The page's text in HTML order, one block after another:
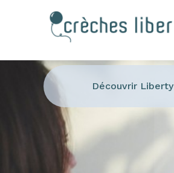
Découvrir Liberty